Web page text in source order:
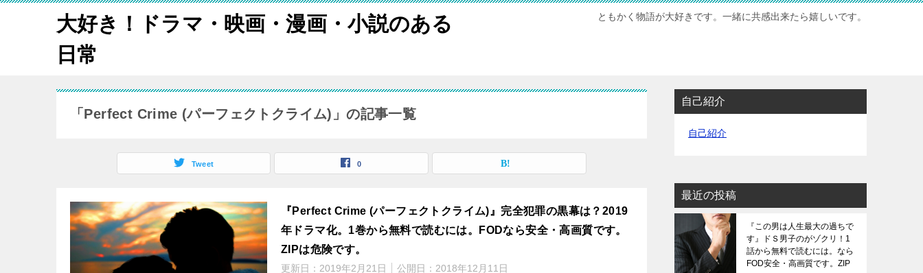
大好き！ドラマ・映画・漫画・小説のある
日常
ともかく物語が大好きです。一緒に共感出来たら嬉しいです。
「Perfect Crime (パーフェクトクライム)」の記事一覧
Tweet 0
『Perfect Crime (パーフェクトクライム)』完全犯罪の黒幕は？2019
年ドラマ化。1巻から無料で読むには。FODなら安全・高画質です。
ZIPは危険です。
更新日： 2019年2月21日 公開日： 2018年12月11日
自己紹介
自己紹介
最近の投稿
『この男は人生最大の過ちで
す』ドＳ男子のがゾクリ！1
話から無料で読むには。なら
FOD安全・高画質です。ZIP